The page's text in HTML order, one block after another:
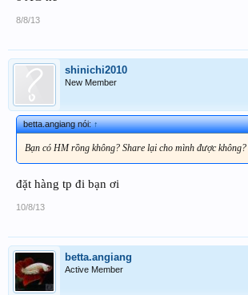
8/8/13
shinichi2010
New Member
betta.angiang nói:↑
Bạn có HM rồng không? Share lại cho mình được
đặt hàng tp đi bạn ơi
10/8/13
betta.angiang
Active Member